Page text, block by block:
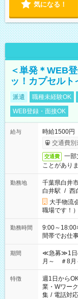
気になる！
＜単発＊WEB
ッ！カプセルト
派遣 職種未経験OK
WEB登録・面接OK
給与
時給1500円
交通費別
交通費
一部
ことがあり
勤務地
千葉県白井
白井駅 / 西
大手物流
職場です！）
勤務時間
9:00～18:00など
間帯でお仕
17:00～
期間
≪急募≫1日
月～ ＃8月
特徴 週1日から
業・Wワー
集 / 電話対